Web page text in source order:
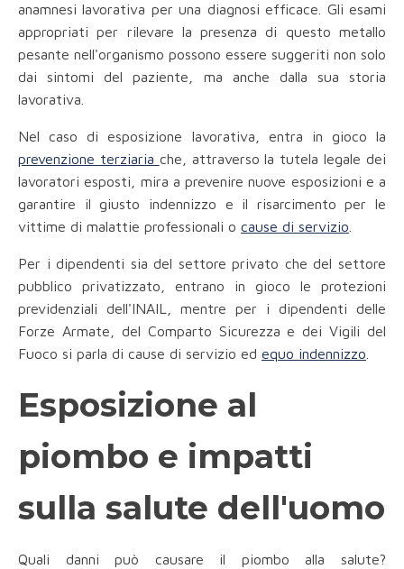
anamnesi lavorativa per una diagnosi efficace. Gli esami
appropriati per rilevare la presenza di questo metallo
pesante nell'organismo possono essere suggeriti non solo
dai sintomi del paziente, ma anche dalla sua storia
lavorativa.
Nel caso di esposizione lavorativa, entra in gioco la
prevenzione terziaria che, attraverso la tutela legale dei
lavoratori esposti, mira a prevenire nuove esposizioni e a
garantire il giusto indennizzo e il risarcimento per le
vittime di malattie professionali o cause di servizio
Per i dipendenti sia del settore privato che del settore
pubblico privatizzato, entrano in gioco le protezioni
previdenziali dell'INAIL, mentre per i dipendenti delle
Forze Armate, del Comparto Sicurezza e dei Vigili del
Fuoco si parla di cause di servizio ed equo indennizzo
Esposizione al
piombo e impatti
sulla salute dell'uomo
Quali danni può causare il piombo alla salute?